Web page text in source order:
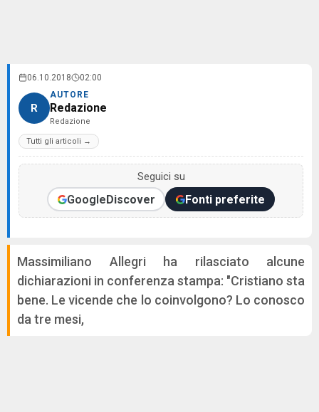
06.10.2018 02:00
R
AUTORE
Redazione
Redazione
Tutti gli articoli →
Seguici su
GoogleDiscover Fonti preferite
Massimiliano Allegri ha rilasciato alcune
dichiarazioni in conferenza stampa: "Cristiano sta
bene. Le vicende che lo coinvolgono? Lo conosco
da tre mesi,